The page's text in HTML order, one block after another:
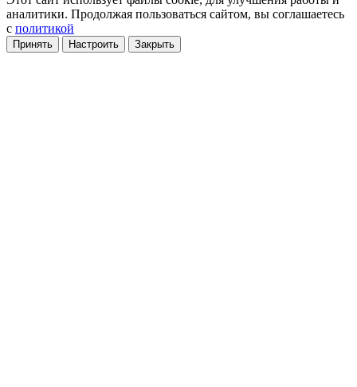
аналитики. Продолжая пользоваться сайтом, вы соглашаетесь
с политикой
Принять Настроить Закрыть